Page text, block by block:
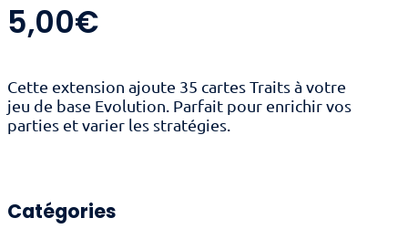
5,00€
Cette extension ajoute 35 cartes Traits à votre
jeu de base Evolution. Parfait pour enrichir vos
parties et varier les stratégies.
Catégories